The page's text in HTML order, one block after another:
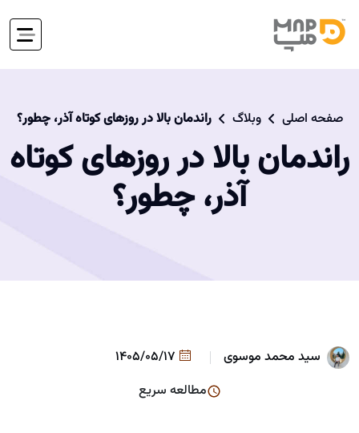
صفحه اصلی وبلاگ راندمان بالا در روزهای کوتاه آذر، چطور؟
راندمان بالا در روزهای کوتاه
آذر، چطور؟
سید محمد موسوی
مطالعه سریع